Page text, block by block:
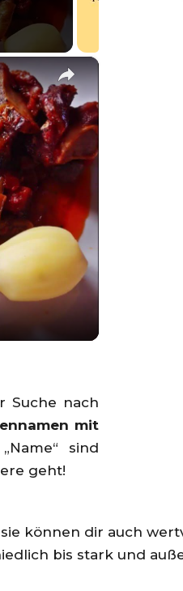
×
Suche nach
mit
sind
geht!
können dir auch
bis stark und